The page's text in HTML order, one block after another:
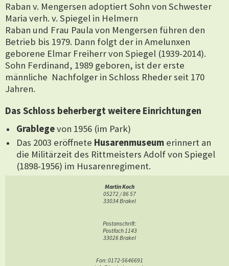
Raban v. Mengersen adoptiert Sohn von Schwester
Maria verh. v. Spiegel in Helmern
Raban und Frau Paula von Mengersen führen den
Betrieb bis 1979. Dann folgt der in Amelunxen
geborene Elmar Freiherr von Spiegel (1939-2014).
Sohn Ferdinand, 1989 geboren, ist der erste
männliche Nachfolger in Schloss Rheder seit 170
Jahren.
Das Schloss beherbergt weitere Einrichtungen
Grablegevon 1956 (im Park)
Das 2003 eröffnete Husarenmuseum erinnert an
die Militärzeit des Rittmeisters Adolf von Spiegel
(1898-1956) im Husarenregiment.
2012 angelegt im Rahmen des
Projekts "Erlesene Natur" des Kulturlandkreises
Weidenpalais im Nethetal
, gestaltet von Pastor Schink ab
Martin Koch
05272 / 86 57
33034 Brakel
Postanschrift:
Postfach 1143
33026 Brakel
Fon: 0172-5646691